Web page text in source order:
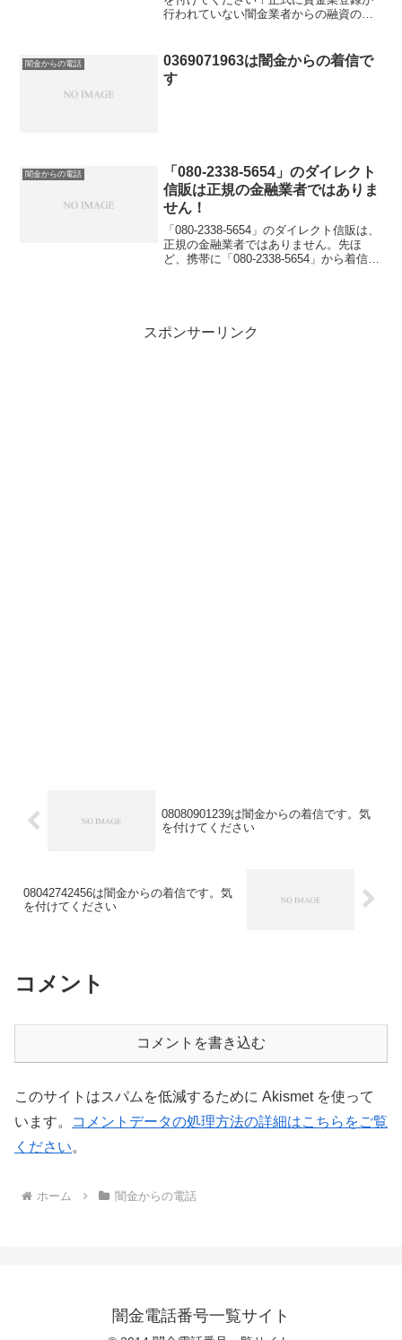
行われていない闇金業者からの融資の勧
「今ならすぐにご融資可能なので条件だ
けでも聞いてくださ...
闇金からの電話
0369071963は闇金からの着信で
す
闇金からの電話
「080-2338-5654」のダイレクト
信販は正規の金融業者ではありま
せん！
「080-2338-5654」のダイレクト信販は、
正規の金融業者ではありません。先ほ
ど、携帯に「080-2338-5654」から着信が
スポンサーリンク
08080901239は闇金からの着信です。気
を付けてください
08042742456は闇金からの着信です。気
を付けてください
コメント
コメントを書き込む
このサイトはスパムを低減するために Akismet を使って
います。
コメントデータの処理方法の詳細はこちらをご覧
ください。
ホーム 闇金からの電話
闇金電話番号一覧サイト